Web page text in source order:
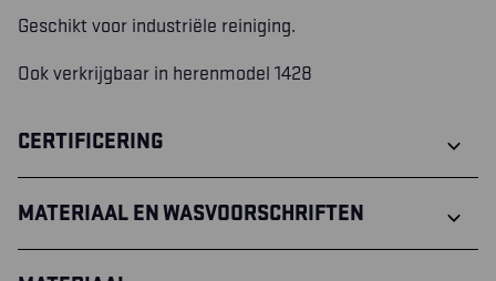
Geschikt voor industriële reiniging.
Ook verkrijgbaar in herenmodel 1428
CERTIFICERING
MATERIAAL EN WASVOORSCHRIFTEN